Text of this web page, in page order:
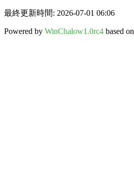
最終更新時間: 2026-07-01 06:06
Powered by WinChalow1.0rc4 based on